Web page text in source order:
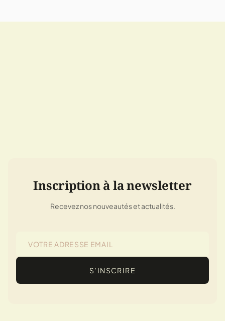
Inscription à la newsletter
Recevez nos nouveautés et actualités.
S’INSCRIRE